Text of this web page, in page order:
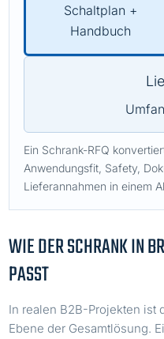
Schaltplan +
Handbuch
Ein Schrank-RFQ
Anwendungsfit, Safety,
Lieferannahmen in einem
WIE DER SCHRANK IN
PASST
In realen B2B-Projekten ist
Ebene der Gesamtlösung.